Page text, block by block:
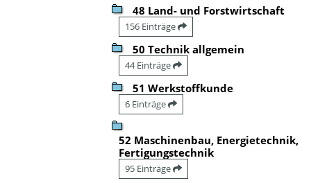
48 Land- und Forstwirtschaft
156 Einträge
50 Technik allgemein
44 Einträge
51 Werkstoffkunde
6 Einträge
52 Maschinenbau, Energietechnik,
Fertigungstechnik
95 Einträge